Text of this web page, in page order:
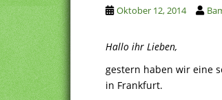
Oktober 12, 2014
Hallo ihr Lieben,
gestern haben wir eine
in Frankfurt.